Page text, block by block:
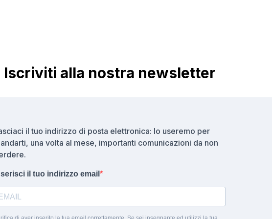
Iscriviti alla nostra newsletter
il tuo indirizzo di posta elettronica: lo useremo per
una volta al mese, importanti comunicazioni da non
il tuo indirizzo email